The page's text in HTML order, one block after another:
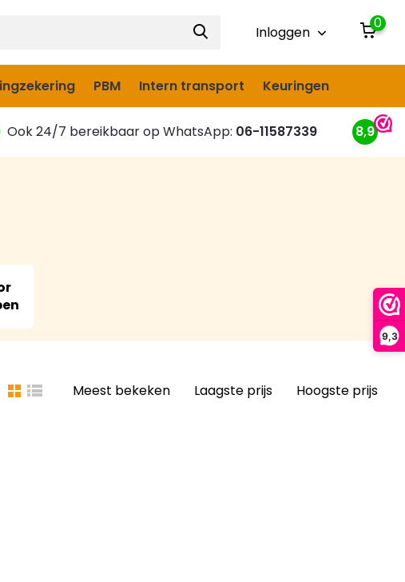
9,3
Inloggen
0
PBM Intern transport Keuringen
Ook 24/7 bereikbaar op WhatsApp: 06-11587339 8,9
Meest bekeken Laagste prijs Hoogste prijs